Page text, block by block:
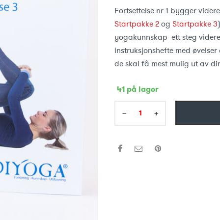
Fortsettelse nr 1 bygger
Startpakke 2ogStartpakke 3
yogakunnskap ett steg
instruksjonshefte med
de skal få mest mulig ut av
41 på lager
+
−